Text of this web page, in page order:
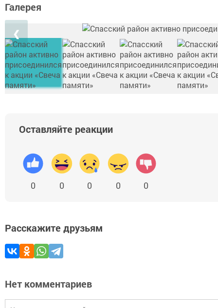
Галерея
❮
Оставляйте реакции
0 0 0 0 0
Расскажите друзьям
Нет комментариев